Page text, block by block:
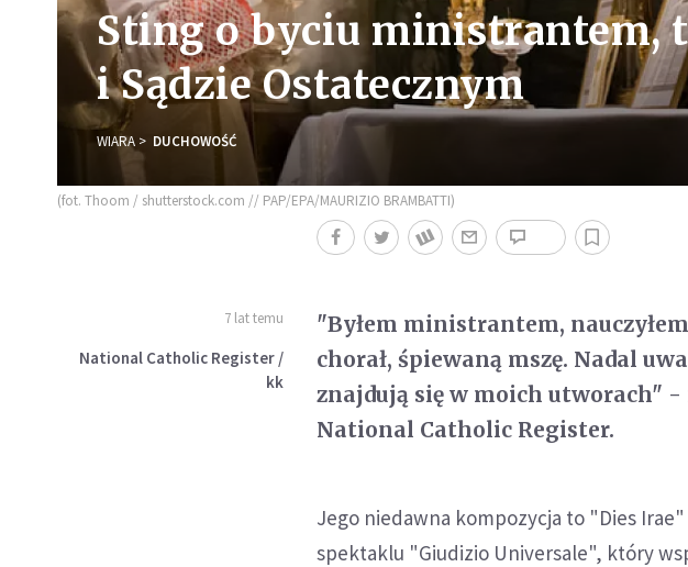
Sting o byciu ministrantem,
i Sądzie Ostatecznym
WIARA DUCHOWOŚĆ
(fot. Thoom / shutterstock.com // PAP/EPA/MAURIZIO BRAMBATTI)
7 lat temu
National Catholic Register /
kk
"Byłem ministrantem,
chorał, śpiewaną mszę. Nadal
znajdują się w moich utworach"
National Catholic Register.
Jego niedawna kompozycja to "Dies
spektaklu "Giudizio Universale", który